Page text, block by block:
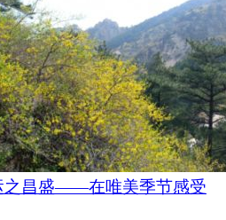
之昌盛——在唯美季节感受